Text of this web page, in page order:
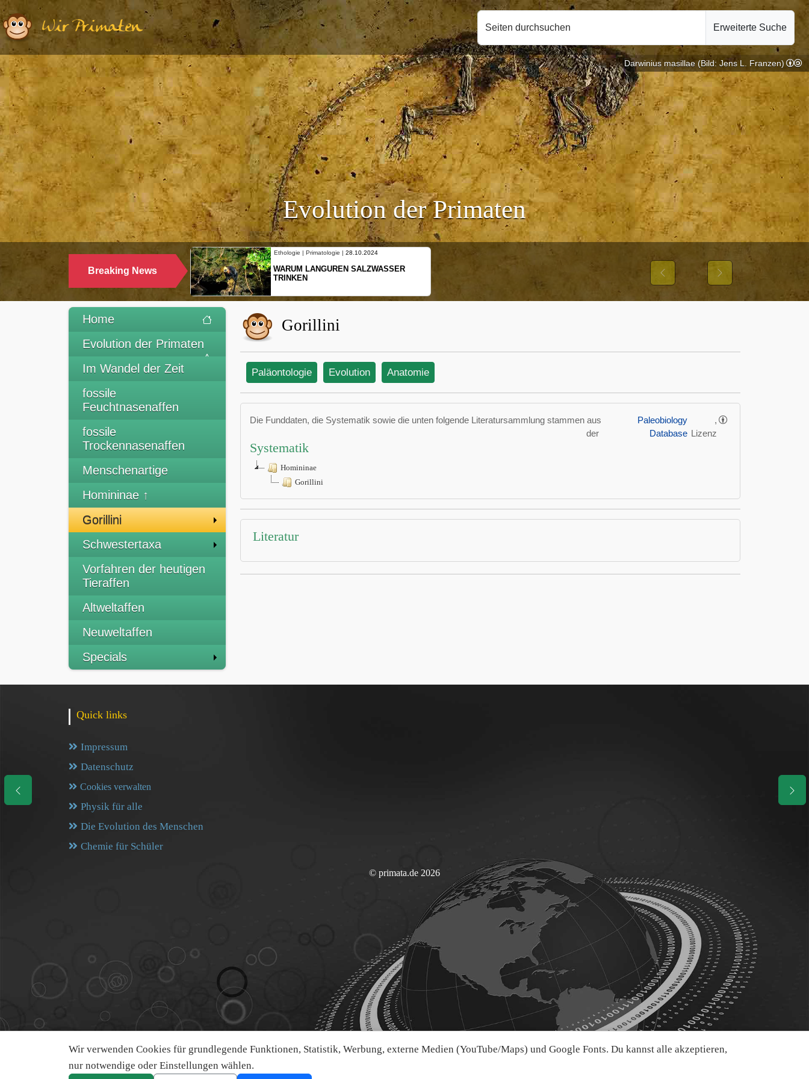
Wir Primaten Seiten durchsuchen Erweiterte Suche
Evolution der Primaten
Breaking News
Ethologie | Primatologie | 28.10.2024
WARUM LANGUREN SALZWASSER
TRINKEN
Previous Next
Wir verwenden Cookies für grundlegende Funktionen, Statistik, Werbung, externe Medien (YouTube/Maps) und Google Fonts. Du kannst alle akzeptieren,
nur notwendige oder Einstellungen wählen.
Darwinius masillae (Bild: Jens L. Franzen)
Home
Evolution der Primaten
Im Wandel der Zeit
fossile
Feuchtnasenaffen
fossile
Trockennasenaffen
Menschenartige
Homininae ↑
Gorillini
Schwestertaxa
Vorfahren der heutigen
Tieraffen
Altweltaffen
Neuweltaffen
Specials
Gorillini
Paläontologie Evolution Anatomie
Die Funddaten, die Systematik sowie die unten folgende Literatursammlung stammen aus
der
Paleobiology
Database
,
Lizenz
Systematik
Homininae
Gorillini
Literatur
Quick links
Impressum
Datenschutz
Cookies verwalten
Physik für alle
Die Evolution des Menschen
Chemie für Schüler
© primata.de 2026